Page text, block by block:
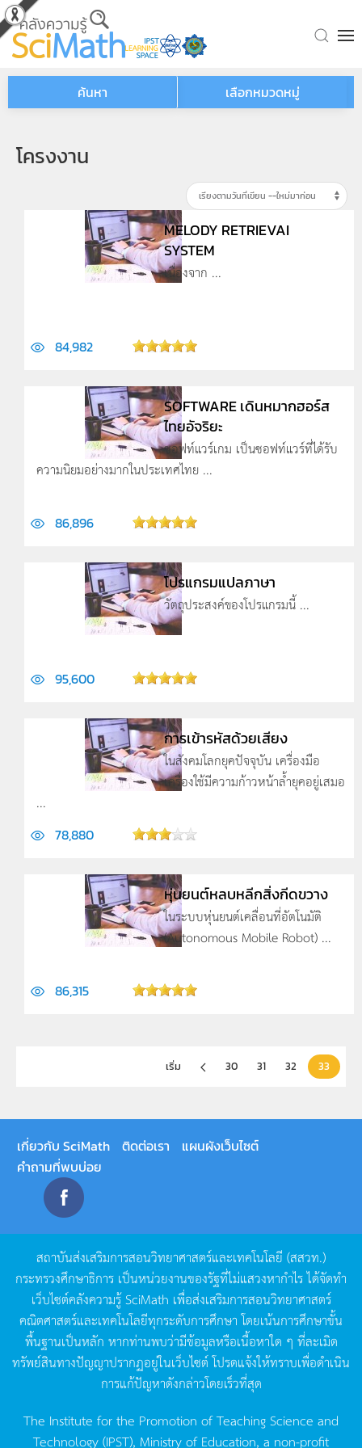
Skip to main content
ค้นหา เลือกหมวดหมู่
โครงงาน
MELODY RETRIEVAI
SYSTEM
เนื่องจาก ...
84,982
SOFTWARE เดินหมากฮอร์ส
ไทยอัจริยะ
ซอฟท์แวร์เกม เป็นซอฟท์แวร์ที่ได้รับ
ความนิยมอย่างมากในประเทศไทย ...
86,896
โปรแกรมแปลภาษา
วัตถุประสงค์ของโปรแกรมนี้ ...
95,600
การเข้ารหัสด้วยเสียง
ในสังคมโลกยุคปัจจุบัน เครื่องมือ
เครื่องใช้มีความก้าวหน้าล้ำยุคอยู่เสมอ
...
78,880
หุ่นยนต์หลบหลีกสิ่งกีดขวาง
ในระบบหุ่นยนต์เคลื่อนที่อัตโนมัติ
(Autonomous Mobile Robot) ...
86,315
เริ่ม 30 31 32 33
เกี่ยวกับ SciMath ติดต่อเรา
แผนผังเว็บไซต์
คำถามที่พบบ่อย
สถาบันส่งเสริมการสอนวิทยาศาสตร์และเทคโนโลยี (สสวท.)
กระทรวงศึกษาธิการ เป็นหน่วยงานของรัฐที่ไม่แสวงหากำไรได้จัดทำ
เว็บไซต์คลังความรู้SciMath เพื่อส่งเสริมการสอนวิทยาศาสตร์
คณิตศาสตร์และเทคโนโลยีทุกระดับการศึกษา โดยเน้นการศึกษาขั้น
พื้นฐานเป็นหลัก หากท่านพบว่ามีข้อมูลหรือเนื้อหาใด ๆ ที่ละเมิด
ทรัพย์สินทางปัญญาปรากฏอยู่ในเว็บไซต์โปรดแจ้งให้ทราบเพื่อดำเนิน
การแก้ปัญหาดังกล่าวโดยเร็วที่สุด
The Institute for the Promotion of Teaching Science and
Technology (IPST), Ministry of Education, a non-profit